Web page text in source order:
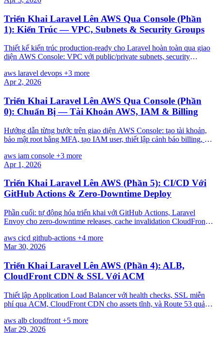
Triển Khai Laravel Lên AWS Qua Console (Phần
1): Kiến Trúc — VPC, Subnets & Security Groups
Thiết kế kiến trúc production-ready cho Laravel hoàn toàn qua giao
diện AWS Console: VPC với public/private subnets, security
aws laravel devops +3 more
Apr 2, 2026
Triển Khai Laravel Lên AWS Qua Console (Phần
0): Chuẩn Bị — Tài Khoản AWS, IAM & Billing
Hướng dẫn từng bước trên giao diện AWS Console: tạo tài khoản,
bảo mật root bằng MFA, tạo IAM user, thiết lập cảnh báo billing, và
aws iam console +3 more
Apr 1, 2026
Triển Khai Laravel Lên AWS (Phần 5): CI/CD Với
GitHub Actions & Zero-Downtime Deploy
Phần cuối: tự động hóa triển khai với GitHub Actions, Laravel
Envoy cho zero-downtime releases, cache invalidation CloudFront,
aws cicd github-actions +4 more
Mar 30, 2026
Triển Khai Laravel Lên AWS (Phần 4): ALB,
CloudFront CDN & SSL Với ACM
Thiết lập Application Load Balancer với health checks, SSL miễn
phí qua ACM, CloudFront CDN cho assets tĩnh, và Route 53 quản
aws alb cloudfront +5 more
Mar 29, 2026